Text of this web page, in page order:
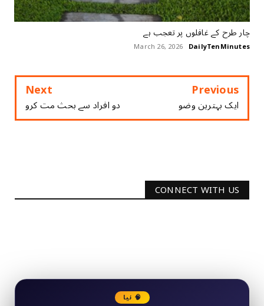
چار طرح کے غافلوں پر تعجب ہے
DailyTenMinutes
March 26, 2026
Previous
ایک بہترین وضو
Next
دو افراد سے بحث مت کرو
CONNECT WITH US
🧠 نیا